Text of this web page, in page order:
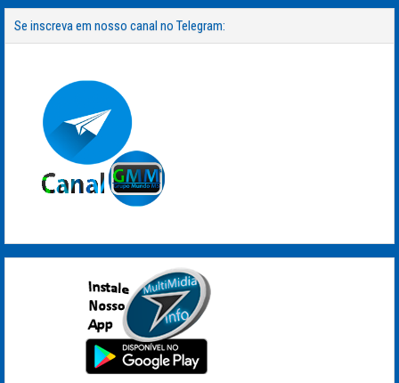
Se inscreva em nosso canal no Telegram: